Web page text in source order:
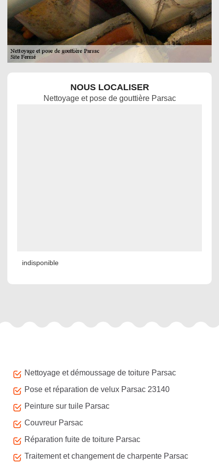
NOUS LOCALISER
Nettoyage et pose de gouttière Parsac
indisponible
Nettoyage et démoussage de toiture Parsac
Pose et réparation de velux Parsac 23140
Peinture sur tuile Parsac
Couvreur Parsac
Réparation fuite de toiture Parsac
Traitement et changement de charpente Parsac